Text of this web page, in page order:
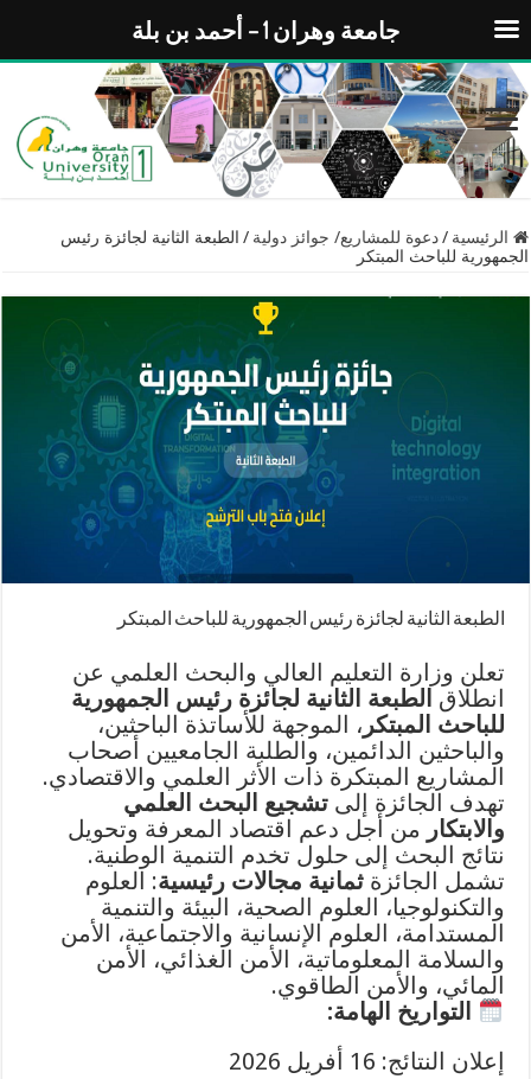
الرئيسية / دعوة للمشاريع/ جوائز دولية / الطبعة الثانية لجائزة رئيس
الجمهورية للباحث المبتكر
الطبعة الثانية لجائزة رئيس الجمهورية للباحث المبتكر
تعلن وزارة التعليم العالي والبحث العلمي عن
انطلاق الطبعة الثانية لجائزة رئيس الجمهورية
للباحث المبتكر ، الموجهة للأساتذة الباحثين،
والباحثين الدائمين، والطلبة الجامعيين أصحاب
المشاريع المبتكرة ذات الأثر العلمي والاقتصادي.
تهدف الجائزة إلىتشجيع البحث العلمي
والابتكار من أجل دعم اقتصاد المعرفة وتحويل
نتائج البحث إلى حلول تخدم التنمية الوطنية.
تشمل الجائزةثمانية مجالات رئيسية: العلوم
والتكنولوجيا، العلوم الصحية، البيئة والتنمية
المستدامة، العلوم الإنسانية والاجتماعية، الأمن
والسلامة المعلوماتية، الأمن الغذائي، الأمن
المائي، والأمن الطاقوي.
التواريخ الهامة:
إعلان النتائج: 16 أفريل 2026
جامعة وهران 1 – أحمد بن بلة